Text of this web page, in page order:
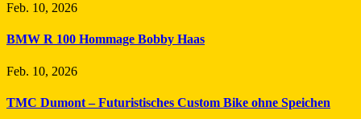
Feb. 10, 2026
BMW R 100 Hommage Bobby Haas
Feb. 10, 2026
TMC Dumont – Futuristisches Custom Bike ohne Speichen